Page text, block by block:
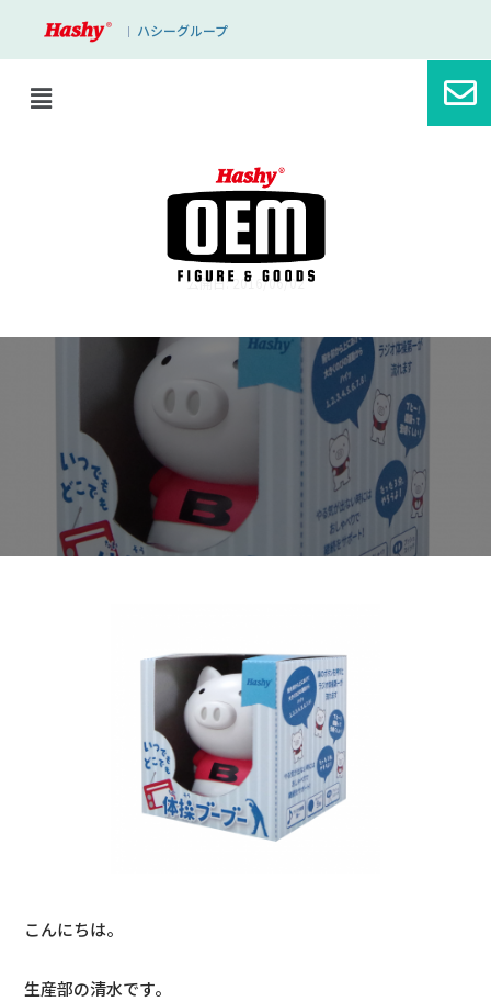
｜ ハシーグループ
ブログ
適度な運動を。
公開日: 2016/06/02
こんにちは。
生産部の清水です。